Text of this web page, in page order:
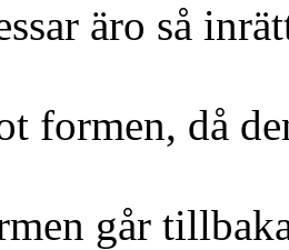
äro så
formen, då
går